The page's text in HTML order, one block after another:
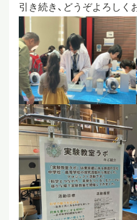
引き続き、どうぞよろしく